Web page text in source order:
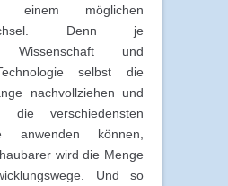
einem möglichen
Denn je
Wissenschaft und
selbst die
nachvollziehen und
die verschiedensten
anwenden können,
wird die Menge
Und so